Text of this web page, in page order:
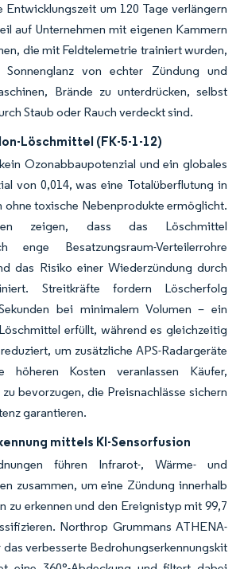
Entwicklungszeit um 120 Tage verlängern
auf Unternehmen mit eigenen Kammern
die mit Feldtelemetrie trainiert wurden,
Sonnenglanz von echter Zündung und
Brände zu unterdrücken, selbst
Staub oder Rauch verdeckt sind.
Löschmittel (FK-5-1-12)
Ozonabbaupotenzial und ein globales
von 0,014, was eine Totalüberflutung in
ohne toxische Nebenprodukte ermöglicht.
zeigen, dass das Löschmittel
enge Besatzungsraum-Verteilerrohre
das Risiko einer Wiederzündung durch
Streitkräfte fordern Löscherfolg
bei minimalem Volumen – ein
erfüllt, während es gleichzeitig
um zusätzliche APS-Radargeräte
höheren Kosten veranlassen Käufer,
bevorzugen, die Preisnachlässe sichern
garantieren.
mittels KI-Sensorfusion
führen Infrarot-, Wärme- und
zusammen, um eine Zündung innerhalb
zu erkennen und den Ereignistyp mit 99,7
Northrop Grummans ATHENA-
verbesserte Bedrohungserkennungskit